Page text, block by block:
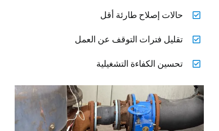
حالات إصلاح طارئة أقل
تقليل فترات التوقف عن العمل
تحسين الكفاءة التشغيلية